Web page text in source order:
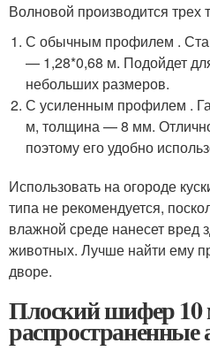
Волновой производится трех
С обычным профилем .
— 1,28*0,68 м. Подойдет
небольших размеров.
С усиленным профилем .
м, толщина — 8 мм.
поэтому его удобно
Использовать на огороде
типа не рекомендуется,
влажной среде нанесет вред
животных. Лучше найти ему
дворе.
Плоский шифер
распространенные